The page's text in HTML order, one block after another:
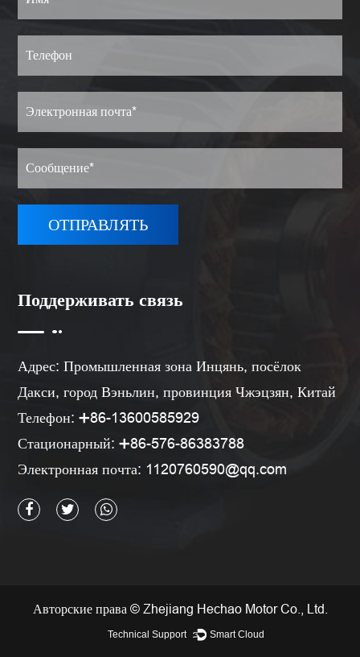
Поддерживать связь
Адрес: Промышленная зона Инцянь, посёлок
Дакси, город Вэньлин, провинция Чжэцзян, Китай
Телефон: ➕86-13600585929
Стационарный: ➕86-576-86383788
Электронная почта: 1120760590@qq.com
Авторские права © Zhejiang Hechao Motor Co., Ltd.
Technical Support ： Smart Cloud